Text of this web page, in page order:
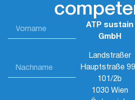
ATP sustain
GmbH
Landstraßer
Hauptstraße
101/2b
1030 Wien